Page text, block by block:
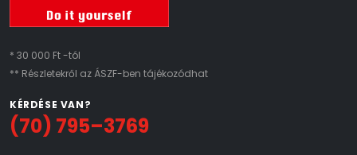
* 30 000 Ft -tól
** Részletekről az ÁSZF-ben tájékozódhat
KÉRDÉSE VAN?
(70) 795–3769